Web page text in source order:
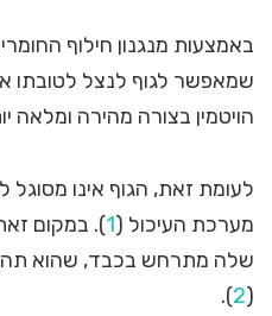
באמצעות מנגנון חילוף
שמאפשר לגוף לנצל לטובתו
הויטמין בצורה מהירה ומלאה
לעומת זאת, הגוף אינו
מערכת העיכול (1). במקום
שלה מתרחש בכבד, שהוא
(
2
).